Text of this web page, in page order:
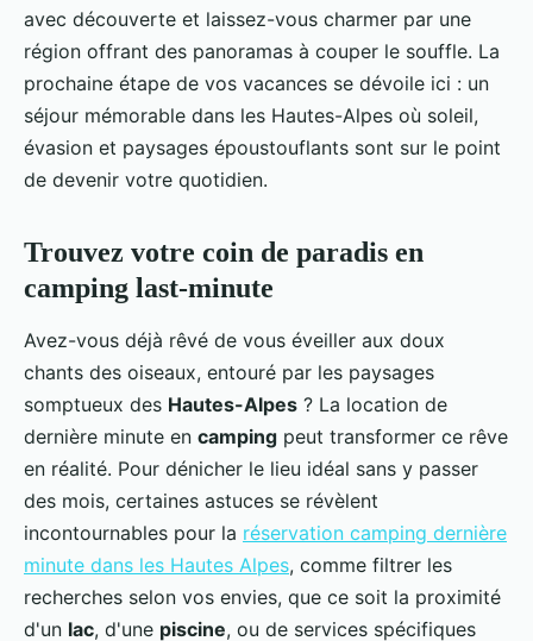
avec découverte et laissez-vous charmer par une
région offrant des panoramas à couper le souffle. La
prochaine étape de vos vacances se dévoile ici : un
séjour mémorable dans les Hautes-Alpes où soleil,
évasion et paysages époustouflants sont sur le point
de devenir votre quotidien.
Trouvez votre coin de paradis en
camping last-minute
Avez-vous déjà rêvé de vous éveiller aux doux
chants des oiseaux, entouré par les paysages
somptueux des Hautes-Alpes ? La location de
dernière minute en camping peut transformer ce rêve
en réalité. Pour dénicher le lieu idéal sans y passer
des mois, certaines astuces se révèlent
incontournables pour la réservation camping dernière
minute dans les Hautes Alpes, comme filtrer les
recherches selon vos envies, que ce soit la proximité
d'un lac, d'une piscine, ou de services spécifiques